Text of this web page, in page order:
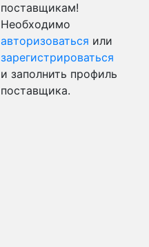
поставщикам!
Необходимо
авторизоваться или
зарегистрироваться
и заполнить профиль
поставщика.